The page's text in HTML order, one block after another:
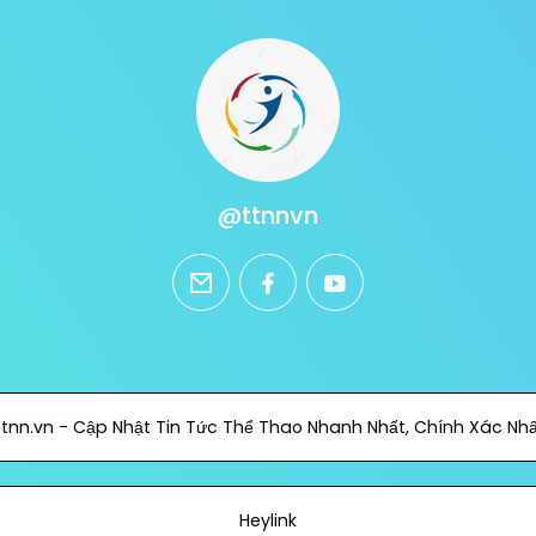
@ttnnvn
email facebookyoutube
- Cập Nhật Tin Tức Thể Thao Nhanh Nhất, Chính Xác
Heylink